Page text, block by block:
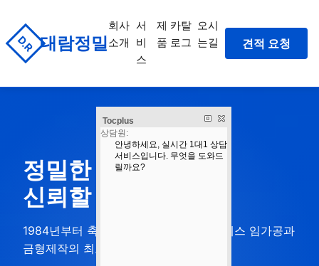
D.R 대람정밀
회사
소개
서
비
스
제
품
카탈
로그
오시
는길
견적 요청
정밀한 기술,
신뢰할 수 있는 품질
1984년부터 축적된 경험과 노하우로 프레스 임가공과
금형제작의 최고 수준을 제공합니다
Tocplus